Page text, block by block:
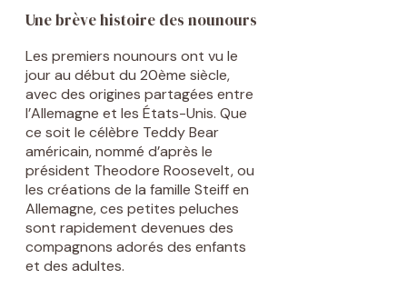
Une brève histoire des nounours
Les premiers nounours ont vu le
jour au début du 20ème siècle,
avec des origines partagées entre
l’Allemagne et les États-Unis. Que
ce soit le célèbre Teddy Bear
américain, nommé d’après le
président Theodore Roosevelt, ou
les créations de la famille Steiff en
Allemagne, ces petites peluches
sont rapidement devenues des
compagnons adorés des enfants
et des adultes.